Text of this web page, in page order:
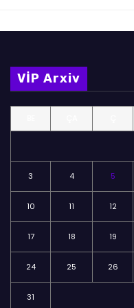
VİP Arxiv
3 4 5
10 11 12
17 18 19
24 25 26
31